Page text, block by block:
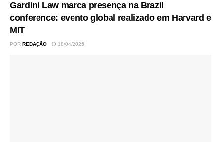
Gardini Law marca presença na Brazil
conference: evento global realizado em Harvard e
MIT
POR REDAÇÃO 18/04/2025